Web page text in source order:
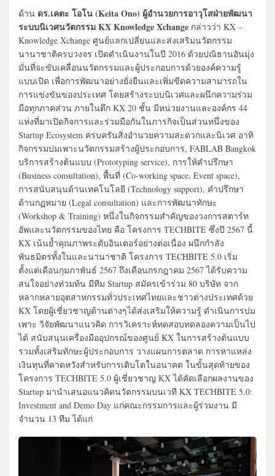
ด้าน ดร.เคตะ โอโน (Keita Ono) ผู้อำนวยการอาวุโสฝ่ายพัฒนา
ระบบนิเวศนวัตกรรม KX Knowledge Xchange กล่าวว่า KX –
Knowledge Xchange ศูนย์แลกเปลี่ยนและส่งเสริมนวัตกรรม
นานาชาติครบวงจร เปิดดำเนินงานในปี 2016 ด้วยปณิธานอันมุ่ง
มั่นที่จะขับเคลื่อนนวัตกรรมและผู้ประกอบการด้วยองค์ความรู้
แบบเปิด เพื่อการพัฒนาอย่างยั่งยืนและเพิ่มขีดความสามารถใน
การแข่งขันของประเทศ โดยสร้างระบบนิเวศและผนึกความร่วม
มือทุกภาคส่วน ภายในตึก KX 20 ชั้น มีหน่วยงานและองค์กร 44
แห่งที่มาเปิดกิจการและร่วมมือกันในภารกิจเป็นส่วนหนึ่งของ
Startup Ecosystem ครบครันสิ่งอำนวยความสะดวกและนิเวศ อาทิ
กิจกรรมบ่มเพาะนวัตกรรมสร้างผู้ประกอบการ, FABLAB Bangkok
บริการสร้างต้นแบบ (Prototyping service), การให้คำปรึกษา
(Business consultation), พื้นที่ (Co-working space, Event space),
การสนับสนุนด้านเทคโนโลยี (Technology support), คำปรึกษา
ด้านกฏหมาย (Legal consultation) และการพัฒนาทักษะ
(Workshop & Training) หนึ่งในกิจกรรมสำคัญของวงการสตาร์ท
อัพและนวัตกรรมของไทย คือ โครงการ TECHBITE ซึ่งปี 2567 นี้
KX เน้นย้ำคุณภาพระดับอินเตอร์อย่างต่อเนื่อง ผนึกกำลัง
พันธมิตรทั้งในและนานาชาติ โครงการ TECHBITE 5.0 เริ่ม
ตั้งแต่เดือนกุมภาพันธ์ 2567 ถึงเดือนกรกฎาคม 2567 ได้รับความ
สนใจอย่างท่วมท้น มีทีม Startup สมัครเข้าร่วม 80 บริษัท จาก
หลากหลายอุตสาหกรรมทั่วประเทศไทยและชาวต่างประเทศด้วย
KX โดยผู้เชี่ยวชาญด้านต่างๆได้ส่งเสริมให้ความรู้ ดำเนินการบ่ม
เพาะ วิจัยพัฒนาแนวคิด การวิเคราะห์ทดสอบทดลองความเป็นไป
ได้ สนับสนุนเครื่องมืออุปกรณ์ของศูนย์ KX ในการสร้างต้นแบบ
รวมทั้งเสริมทักษะผู้ประกอบการ วางแผนการตลาด การหาแหล่ง
เงินทุนที่คาดหวังสำหรับการเติบโตในอนาคต ในขั้นสุดท้ายของ
โครงการ TECHBITE 5.0 ผู้เชี่ยวชาญ KX ได้คัดเลือกผลงานของ
Startup มานำเสนอแนวคิดนวัตกรรมบนเวที KX TECHBITE 5.0:
Investment and Demo Day แก่คณะกรรมการและผู้ร่วมงาน มี
จำนวน 13 ทีม ได้แก่